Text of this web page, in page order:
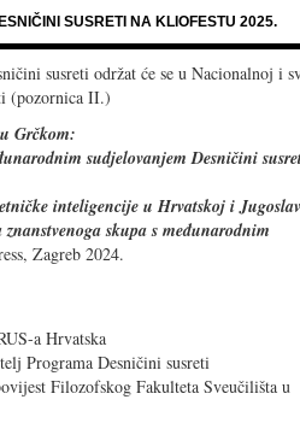
SUSRETI NA KLIOFESTU 2025.
susreti održat će se u Nacionalnoj i
(pozornica II.)
Grčkom:
sudjelovanjem Desničini
inteligencije u Hrvatskoj i
skupa s međunarodnim
Zagreb 2024.
a Hrvatska
Programa Desničini susreti
Filozofskog Fakulteta Sveučilišta u